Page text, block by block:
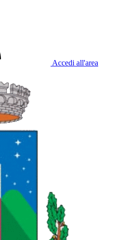
Accedi all'area